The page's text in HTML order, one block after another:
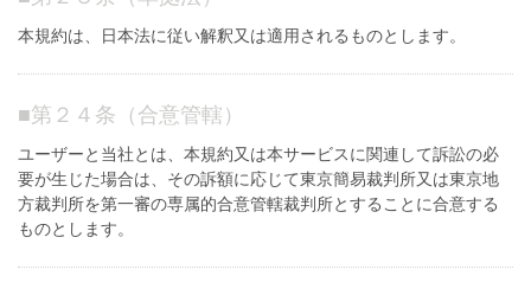
本規約は、日本法に従い解釈又は適用されるものとします。
■第２４条（合意管轄）
ユーザーと当社とは、本規約又は本サービスに関連して訴訟の必
要が生じた場合は、その訴額に応じて東京簡易裁判所又は東京地
方裁判所を第一審の専属的合意管轄裁判所とすることに合意する
ものとします。